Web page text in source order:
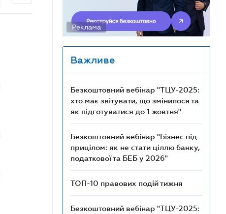
Реклама
Важливе
Безкоштовний вебінар "ТЦУ-2025:
хто має звітувати, що змінилося та
як підготуватися до 1 жовтня"
Безкоштовний вебінар "Бізнес під
прицілом: як не стати ціллю банку,
податкової та БЕБ у 2026"
ТОП-10 правових подій тижня
Безкоштовний вебінар "ТЦУ-2025: